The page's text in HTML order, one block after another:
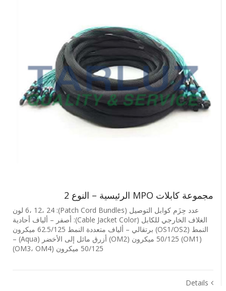
مجموعة كابلات MPO الرئيسية – النوع 2
عدد حِزَم كوابل التوصيل (Patch Cord Bundles): 6، 12، 24 لون
الغلاف الخارجي للكابل (Cable Jacket Color): أصفر – ألياف أحادية
النمط (OS1/OS2) برتقالي – ألياف متعددة النمط ‎62.5/125 ميكرون
(OM1) ‎50/125 ميكرون (OM2) أزرق مائل إلى الأخضر (Aqua) –
‎50/125 ميكرون (OM3، OM4)
Details